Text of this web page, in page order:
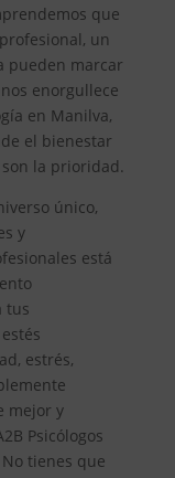
que
un
pueden marcar
enorgullece
en Manilva,
el bienestar
la prioridad.
único,
y
está
tus
estrés,
mejor y
Psicólogos
tienes que